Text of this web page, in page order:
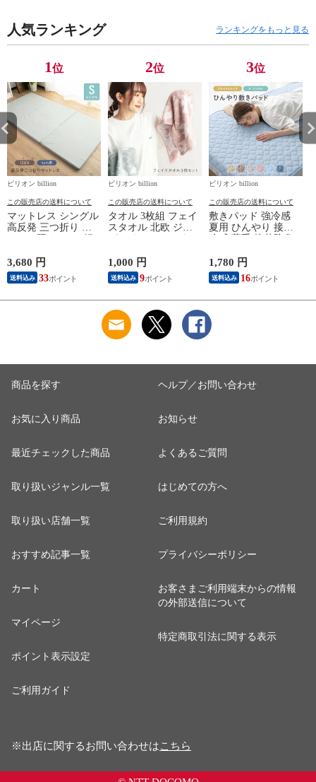
人気ランキング ランキングをもっと見る
1位
ビリオン billion
この販売店の送料について
マットレス シングル
高反発 三つ折り 厚
ー】
3,680 円
送料込み 33
2位
ビリオン billion
この販売店の送料について
タオル 3枚組 フェイ
スタオル 北欧 ジャ
34×84cm 【バード柄
ピンク】
1,000 円
送料込み 9
3位
ビリオン billion
この販売店の送料について
敷きパッド 強冷感
夏用 ひんやり 接触
【アイスブルー】
1,780 円
送料込み 16
商品を探す
お気に入り商品
最近チェックした商品
取り扱いジャンル一覧
取り扱い店舗一覧
おすすめ記事一覧
カート
マイページ
ポイント表示設定
ご利用ガイド
ヘルプ／お問い合わせ
お知らせ
よくあるご質問
はじめての方へ
ご利用規約
プライバシーポリシー
お客さまご利用端末からの情報
の外部送信について
特定商取引法に関する表示
※出店に関するお問い合わせはこちら